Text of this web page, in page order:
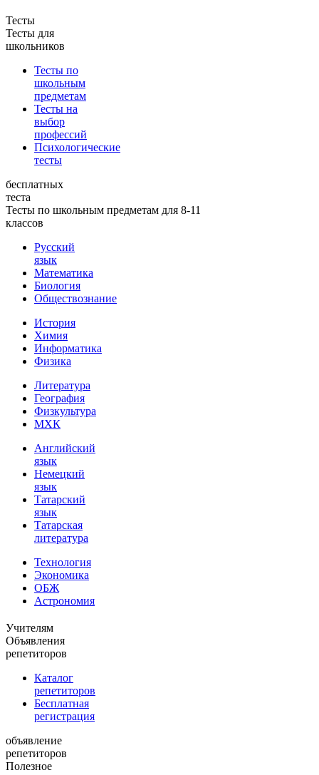
Тесты
Тесты для
школьников
Тесты по
школьным
предметам
Тесты на
выбор
профессий
Психологические
тесты
бесплатных
теста
Тесты по школьным предметам для 8-11
классов
Русский
язык
Математика
Биология
Обществознание
История
Химия
Информатика
Физика
Литература
География
Физкультура
МХК
Английский
язык
Немецкий
язык
Татарский
язык
Татарская
литература
Технология
Экономика
ОБЖ
Астрономия
Учителям
Объявления
репетиторов
Каталог
репетиторов
Бесплатная
регистрация
объявление
репетиторов
Полезное